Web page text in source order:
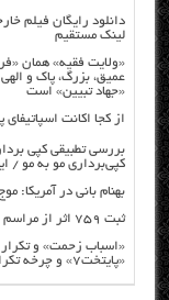
لینک مستقیم
«ولایت فقیه» همان
عمیق، بزرگ، پاک و
«جهاد تبیین» است
از کجا اکانت اسپاتیفای پرمیوم
بررسی تطبیقی کپی
کپی‌برداری مو به مو /
بهنام بانی در آمریکا:
ثبت ۷۵۹ اثر از مراسم وداع و تشییع رهبر شهید انقلاب
«اسباب زحمت» و
«پایتخت۷» و چرخه تکرار